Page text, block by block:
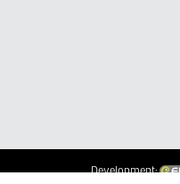
Development: